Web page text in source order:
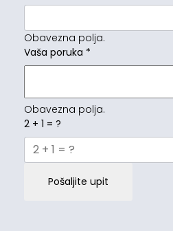
Obavezna polja.
Vaša poruka *
Obavezna polja.
2 + 1 = ?
Pošaljite upit